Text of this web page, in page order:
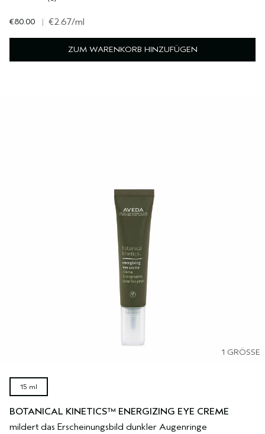
€80.00 | €2.67/ml
ZUM WARENKORB HINZUFÜGEN
1 GRÖSSE
15 ml
BOTANICAL KINETICS™ ENERGIZING EYE CREME
mildert das Erscheinungsbild dunkler Augenringe